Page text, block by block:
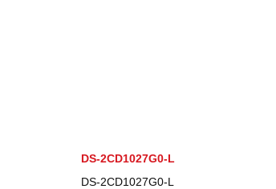
DS-2CD1027G0-L
DS-2CD1027G0-L